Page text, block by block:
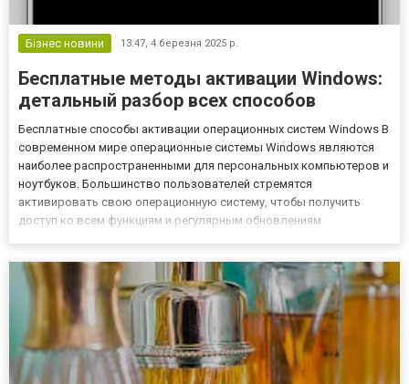
Бізнес новини 13:47, 4 березня 2025 р.
Бесплатные методы активации Windows:
детальный разбор всех способов
Бесплатные способы активации операционных систем Windows В
современном мире операционные системы Windows являются
наиболее распространенными для персональных компьютеров и
ноутбуков. Большинство пользователей стремятся
активировать свою операционную систему, чтобы получить
доступ ко всем функциям и регулярным обновлениям
версий, редакций и р...